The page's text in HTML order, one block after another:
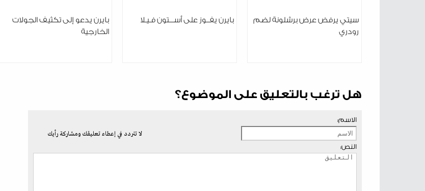
سيتي يرفض عرض برشلونة لضم
رودري
بايرن يفــوز على أســـتون فـيـلا
بايرن يدعو إلى تكثيف الجولات
الخارجية
هل ترغب بالتعليق على الموضوع؟
لا تتردد في إعطاء تعليقك ومشاركة رأيك
الاسم:
النص: